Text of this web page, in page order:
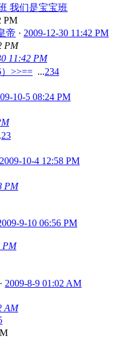
我们是宝宝班
PM
帝 · 2009-12-30 11:42 PM
PM
11:42 PM
>>== ...234
10-5 08:24 PM
23
2009-10-4 12:58 PM
PM
9-10 06:56 PM
PM
· 2009-8-9 01:02 AM
AM